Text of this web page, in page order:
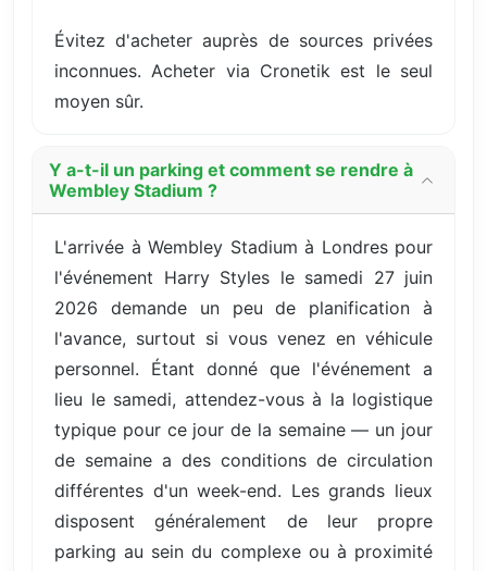
Évitez d'acheter auprès de sources privées
inconnues. Acheter via Cronetik est le seul
moyen sûr.
Y a-t-il un parking et comment se rendre à
Wembley Stadium ?
L'arrivée à Wembley Stadium à Londres pour
l'événement Harry Styles le samedi 27 juin
2026 demande un peu de planification à
l'avance, surtout si vous venez en véhicule
personnel. Étant donné que l'événement a
lieu le samedi, attendez-vous à la logistique
typique pour ce jour de la semaine — un jour
de semaine a des conditions de circulation
différentes d'un week-end. Les grands lieux
disposent généralement de leur propre
parking au sein du complexe ou à proximité